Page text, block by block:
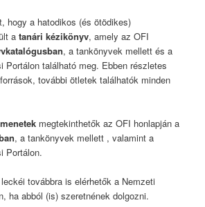
hogy a hatodikos (és ötödikes)
atanári kézikönyv, amely az OFI
, a tankönyvek mellett és a
Portálon található meg. Ebben részletes
további ötletek találhatók minden
megtekinthetők az OFI honlapján a
, a tankönyvek mellett , valamint a
Portálon.
továbbra is elérhetők a Nemzeti
ha abból (is) szeretnének dolgozni.